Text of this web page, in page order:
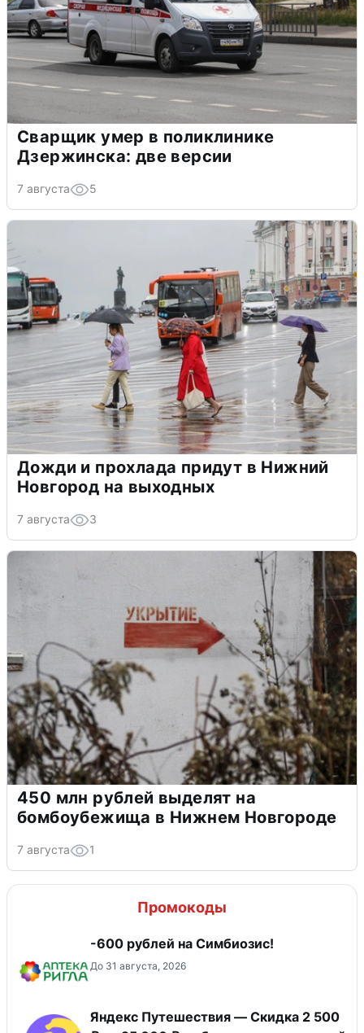
Сварщик умер в поликлинике
Дзержинска: две версии
7 августа 5
Дожди и прохлада придут в Нижний
Новгород на выходных
7 августа 3
450 млн рублей выделят на
бомбоубежища в Нижнем Новгороде
7 августа 1
Промокоды
-600 рублей на Симбиозис!
До 31 августа, 2026
Яндекс Путешествия — Скидка 2 500